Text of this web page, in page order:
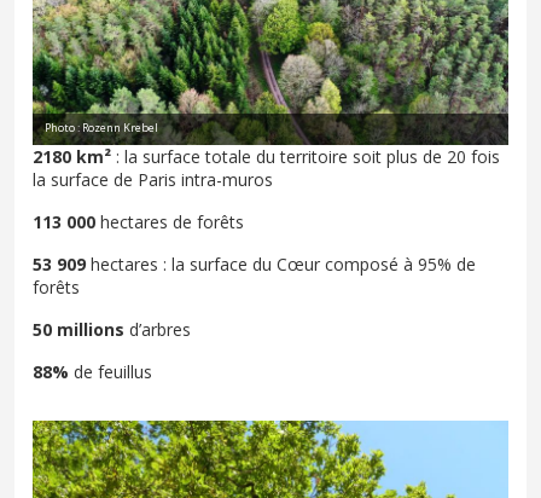
Photo : Rozenn Krebel
2180 km² : la surface totale du territoire soit plus de 20 fois
la surface de Paris intra-muros
113 000 hectares de forêts
53 909 hectares : la surface du Cœur composé à 95% de
forêts
50 millions d’arbres
88% de feuillus